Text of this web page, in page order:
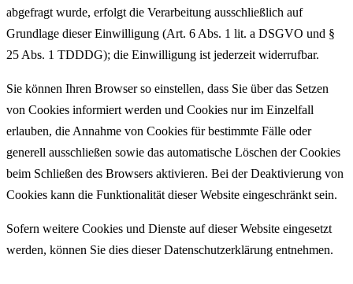
abgefragt wurde, erfolgt die Verarbeitung ausschließlich auf
Grundlage dieser Einwilligung (Art. 6 Abs. 1 lit. a DSGVO und §
25 Abs. 1 TDDDG); die Einwilligung ist jederzeit widerrufbar.
Sie können Ihren Browser so einstellen, dass Sie über das Setzen
von Cookies informiert werden und Cookies nur im Einzelfall
erlauben, die Annahme von Cookies für bestimmte Fälle oder
generell ausschließen sowie das automatische Löschen der Cookies
beim Schließen des Browsers aktivieren. Bei der Deaktivierung von
Cookies kann die Funktionalität dieser Website eingeschränkt sein.
Sofern weitere Cookies und Dienste auf dieser Website eingesetzt
werden, können Sie dies dieser Datenschutzerklärung entnehmen.